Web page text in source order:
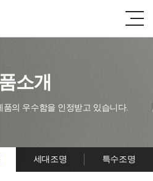
소개
의 우수함을 인정받고 있습니다.
세대조명 특수조명